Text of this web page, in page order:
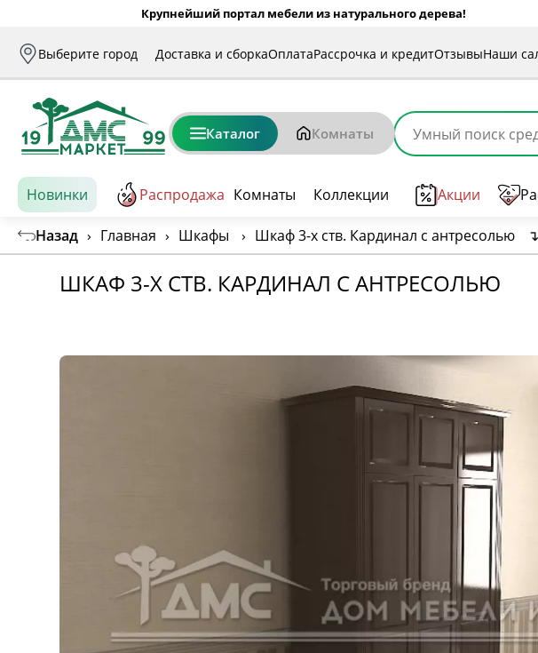
Крупнейший портал мебели из натурального дерева!
Выберите город Доставка и сборкаОплатаРассрочка и кредитОтзывыНаши
Каталог Комнаты
Новинки Распродажа Комнаты Коллекции Акции
Назад › Главная › Шкафы › Шкаф 3-х ств. Кардинал с антресолью ↴
ШКАФ 3-Х СТВ. КАРДИНАЛ С АНТРЕСОЛЬЮ